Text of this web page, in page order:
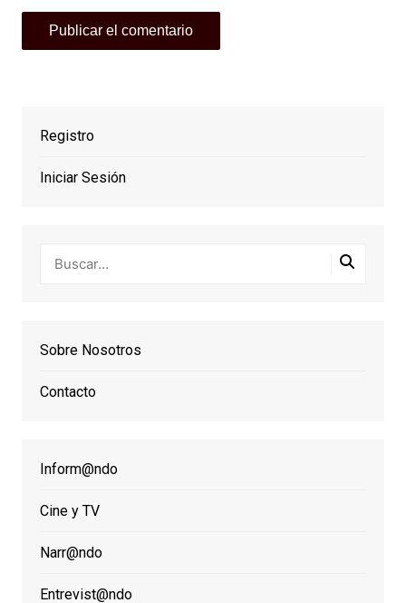
Registro
Iniciar Sesión
Sobre Nosotros
Contacto
Inform@ndo
Cine y TV
Narr@ndo
Entrevist@ndo